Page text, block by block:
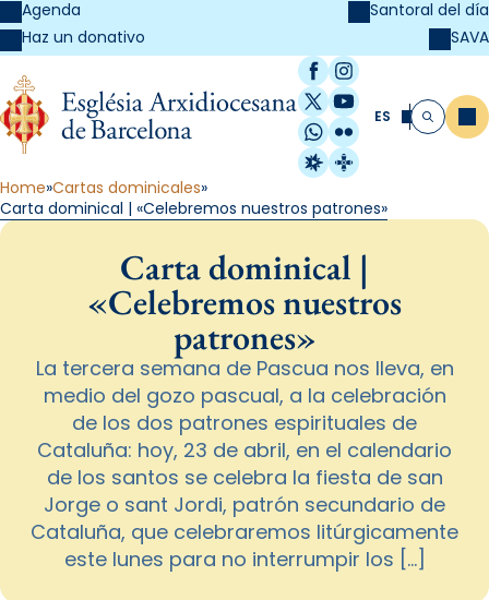
Agenda
Haz un donativo
Santoral del día
SAVA
Facebook
Instagram
X / Twitter
YouTube
WhatsApp
Flickr
Radio Estel
Catalunya
ES Buscar
Home Cartas dominicales
Carta dominical | «Celebremos nuestros patrones»
Carta dominical |
«Celebremos nuestros
patrones»
La tercera semana de Pascua nos lleva, en
medio del gozo pascual, a la celebración
de los dos patrones espirituales de
Cataluña: hoy, 23 de abril, en el calendario
de los santos se celebra la fiesta de san
Jorge o sant Jordi, patrón secundario de
Cataluña, que celebraremos litúrgicamente
este lunes para no interrumpir los […]